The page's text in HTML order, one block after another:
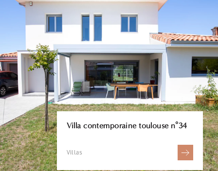
Villa contemporaine toulouse n°34
Villas